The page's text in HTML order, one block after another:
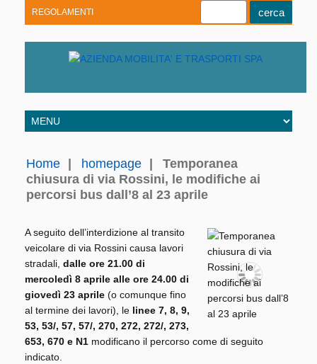
REGOLAMENTI
Home homepage
Temporanea
chiusura di via Rossini, le modifiche ai
percorsi bus dall’8 al 23 aprile
A seguito dell’interdizione al transito
veicolare di via Rossini causa lavori
stradali, dalle ore 21.00 di
mercoledì 8 aprile alle ore 24.00 di
giovedì 23 aprile (o comunque fino
al termine dei lavori), le linee 7, 8, 9,
53, 53/, 57, 57/, 270, 272, 272/, 273,
653, 670 e N1 modificano il percorso come di seguito
indicato.